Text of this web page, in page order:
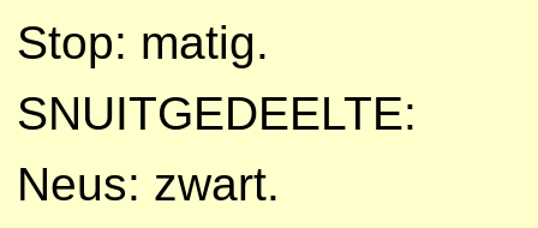
Stop: matig.
SNUITGEDEELTE:
Neus: zwart.